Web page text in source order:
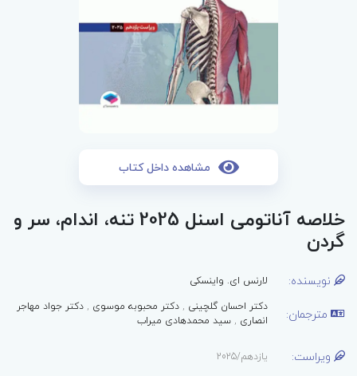
مشاهده داخل کتاب
خلاصه‌ آناتومی اسنل 2025 تنه، اندام، سر و
گردن
نویسنده: لارنس ای. واینسکی
مترجمان: دکتر احسان گلچینی ,دکتر محبوبه موسوی ,دکتر جواد مهاجر
انصاری ,سید محمدهادی میراب
ویراست: یازدهم/2025